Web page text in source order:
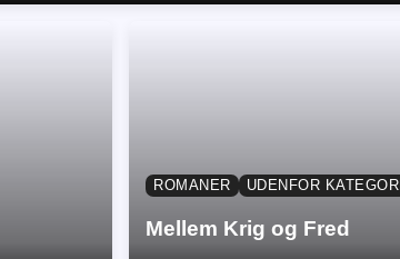
ROMANER UDENFOR KATEGORI
Mellem Krig og Fred